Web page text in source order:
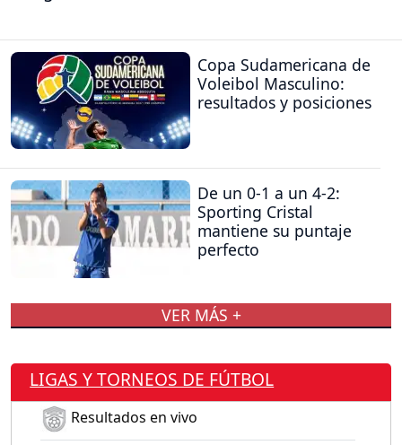
Copa Sudamericana de
Voleibol Masculino:
resultados y posiciones
De un 0-1 a un 4-2:
Sporting Cristal
mantiene su puntaje
perfecto
VER MÁS +
LIGAS Y TORNEOS DE FÚTBOL
Resultados en vivo